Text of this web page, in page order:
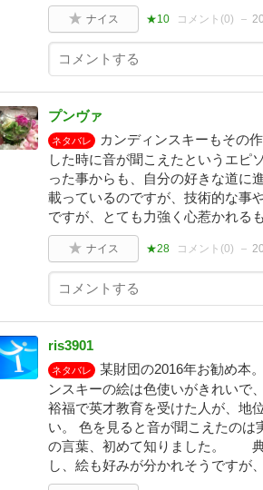
ナイス ★10 コメント(0)
プンヴァ
ネタバレ
カンディンスキーもその
した時に音が聞こえたというエピ
った事からも、自分の好きな道に
載っているのですが、技術的な事
ですが、とても力強く心惹かれる
ナイス ★28 コメント(0)
ris3901
ネタバレ
某財団の2016年お勧め本
ンスキーの絵は色使いがきれいで
裕福で英才教育を受けた人が、
い。 色を見ると音が聞こえたのは
の言葉、初めて知りました。 典
し、絵も好みが分かれそうですが